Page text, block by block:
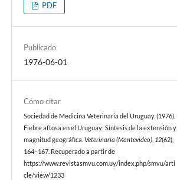
PDF
Publicado
1976-06-01
Cómo citar
Sociedad de Medicina Veterinaria del Uruguay. (1976).
Fiebre aftosa en el Uruguay: Síntesis de la extensión y
magnitud geográfica.Veterinaria (Montevideo), 12(62),
164–167. Recuperado a partir de
https://www.revistasmvu.com.uy/index.php/smvu/arti
cle/view/1233